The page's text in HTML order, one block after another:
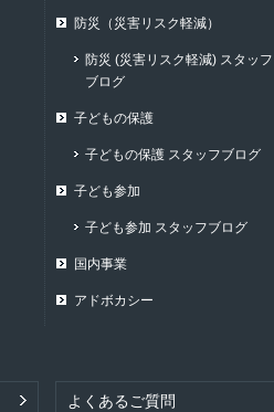
防災（災害リスク軽減）
防災 (災害リスク軽減) スタッフ
ブログ
子どもの保護
子どもの保護 スタッフブログ
子ども参加
子ども参加 スタッフブログ
国内事業
アドボカシー
よくあるご質問